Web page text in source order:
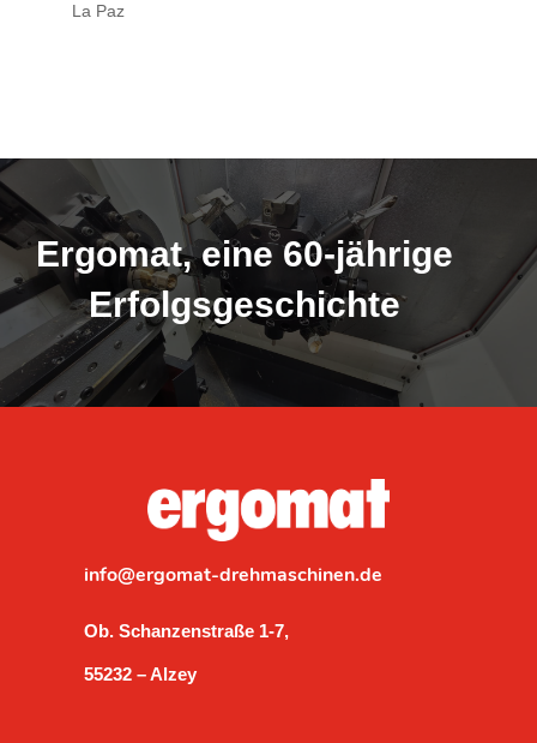
La Paz
Ergomat, eine 60-jährige
Erfolgsgeschichte
info@ergomat-drehmaschinen.de
Ob. Schanzenstraße 1-7,
55232 – Alzey